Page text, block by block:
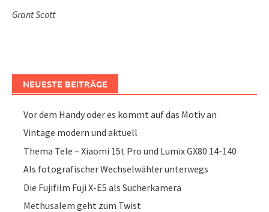
Grant Scott
NEUESTE BEITRÄGE
Vor dem Handy oder es kommt auf das Motiv an
Vintage modern und aktuell
Thema Tele – Xiaomi 15t Pro und Lumix GX80 14-140
Als fotografischer Wechselwähler unterwegs
Die Fujifilm Fuji X-E5 als Sucherkamera
Methusalem geht zum Twist